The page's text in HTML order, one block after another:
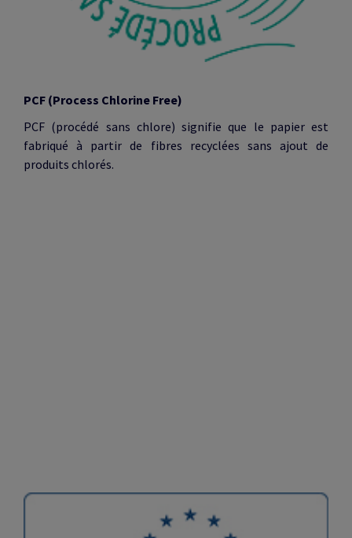
PCF (Process Chlorine Free)
PCF (procédé sans chlore) signifie que le papier est
fabriqué à partir de fibres recyclées sans ajout de
produits chlorés.